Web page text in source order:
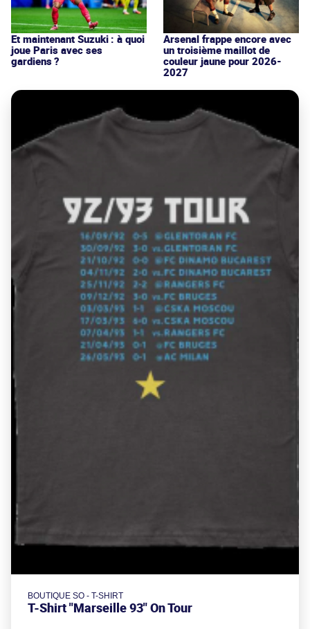
Et maintenant Suzuki : à quoi
joue Paris avec ses
gardiens ?
Arsenal frappe encore avec
un troisième maillot de
couleur jaune pour 2026-
2027
BOUTIQUE SO - T-SHIRT
T-Shirt "Marseille 93" On Tour